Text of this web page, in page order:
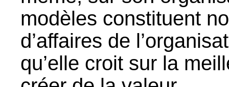
modèles constituent
d’affaires de
qu’elle croit sur la